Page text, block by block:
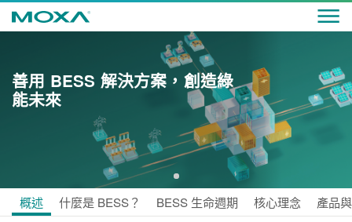
善用 BESS 解決方案， 創造綠
能未來
概述 什麼是 BESS？ BESS 生命週期 核心理念 產品